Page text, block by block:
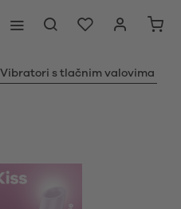
Vibratori s tlačnim valovima